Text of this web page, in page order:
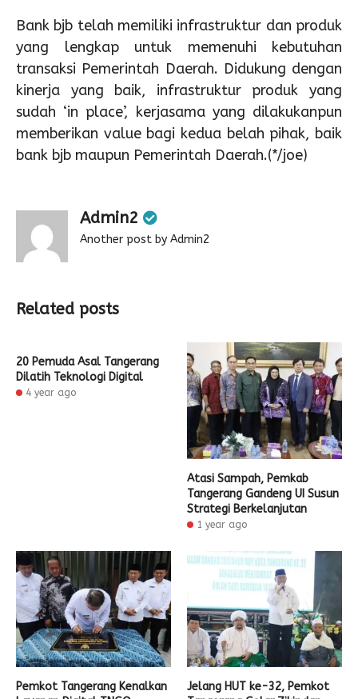
Bank bjb telah memiliki infrastruktur dan produk
yang lengkap untuk memenuhi kebutuhan
transaksi Pemerintah Daerah. Didukung dengan
kinerja yang baik, infrastruktur produk yang
sudah ‘in place’, kerjasama yang dilakukanpun
memberikan value bagi kedua belah pihak, baik
bank bjb maupun Pemerintah Daerah.(*/joe)
Admin2
Another post by Admin2
Related posts
20 Pemuda Asal Tangerang
Dilatih Teknologi Digital
4 year ago
Atasi Sampah, Pemkab
Tangerang Gandeng UI Susun
Strategi Berkelanjutan
1 year ago
Pemkot Tangerang Kenalkan
Jelang HUT ke-32, Pemkot